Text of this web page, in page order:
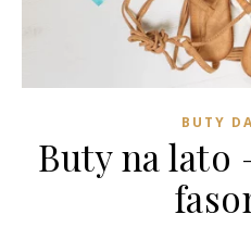
BUTY
Buty na lato